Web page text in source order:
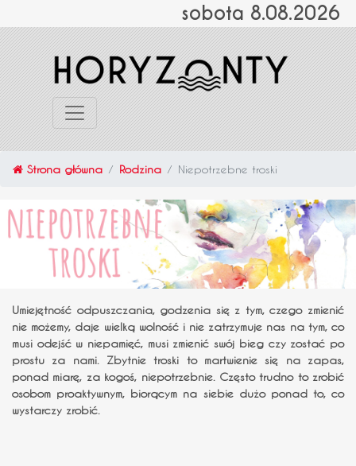
sobota 8.08.2026
Strona główna Rodzina Niepotrzebne troski
Umiejętność odpuszczania, godzenia się z tym, czego zmienić
nie możemy, daje wielką wolność i nie zatrzymuje nas na tym, co
musi odejść w niepamięć, musi zmienić swój bieg czy zostać po
prostu za nami. Zbytnie troski to martwienie się na zapas,
ponad miarę, za kogoś, niepotrzebnie. Często trudno to zrobić
osobom proaktywnym, biorącym na siebie dużo ponad to, co
wystarczy zrobić.